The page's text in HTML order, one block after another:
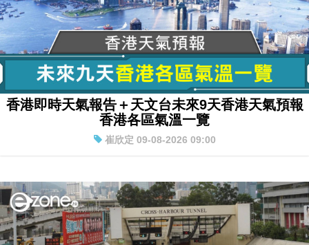
香港即時天氣報告＋天文台未來9天香港天氣預報
香港各區氣溫一覽
崔欣定 09-08-2026 09:00